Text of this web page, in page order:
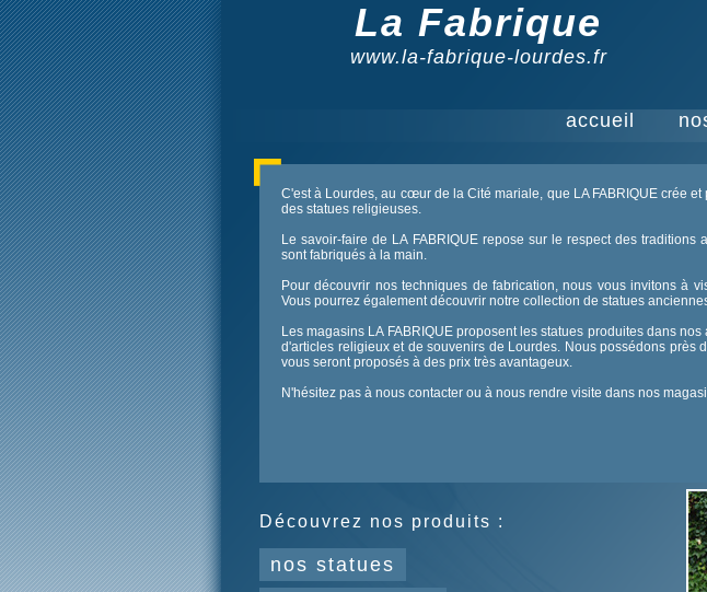
La Fabrique
www.la-fabrique-lourdes.fr
accueil
C'est à Lourdes, au cœur de la Cité mariale, que LA FABRIQUE crée
des statues religieuses.
Le savoir-faire de LA FABRIQUE repose sur le respect des traditions
sont fabriqués à la main.
Pour découvrir nos techniques de fabrication, nous vous invitons à
Vous pourrez également découvrir notre collection de statues
Les magasins LA FABRIQUE proposent les statues produites dans
d'articles religieux et de souvenirs de Lourdes. Nous possédons près
vous seront proposés à des prix très avantageux.
N'hésitez pas à nous contacter ou à nous rendre visite dans nos
Découvrez nos produits :
nos statues